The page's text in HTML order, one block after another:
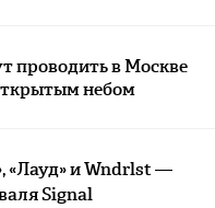
проводить в Москве
небом
«Лауд» и Wndrlst —
Signal